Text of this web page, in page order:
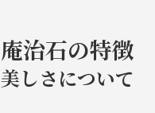
庵治石の特徴
美しさについて